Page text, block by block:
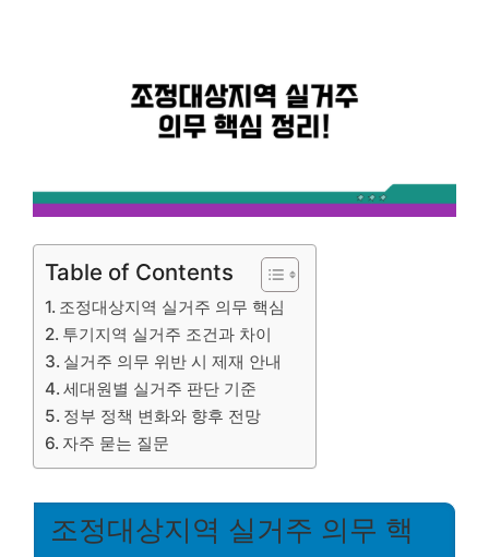
Table of Contents
조정대상지역 실거주 의무 핵심
투기지역 실거주 조건과 차이
실거주 의무 위반 시 제재 안내
세대원별 실거주 판단 기준
정부 정책 변화와 향후 전망
자주 묻는 질문
조정대상지역 실거주 의무 핵